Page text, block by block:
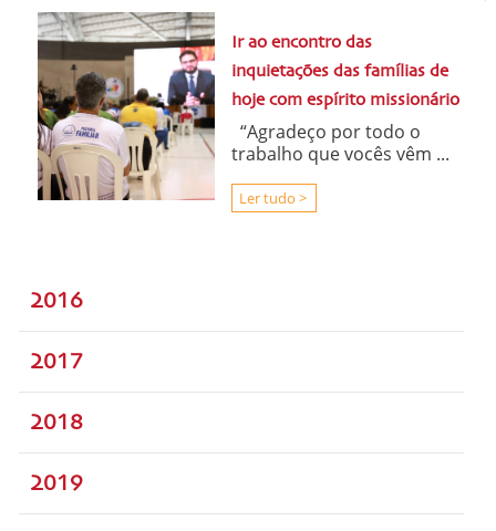
Ir ao encontro das
inquietações das famílias de
hoje com espírito missionário
“Agradeço por todo o
trabalho que vocês vêm ...
Ler tudo >
2016
2017
2018
2019